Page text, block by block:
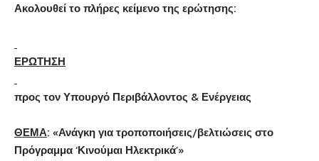
Ακολουθεί το πλήρες κείμενο της ερώτησης:
ΕΡΩΤΗΣΗ
προς τον Υπουργό Περιβάλλοντος & Ενέργειας
ΘΕΜΑ: «Ανάγκη για τροποποιήσεις/βελτιώσεις στο
Πρόγραμμα ‘Κινούμαι Ηλεκτρικά’»